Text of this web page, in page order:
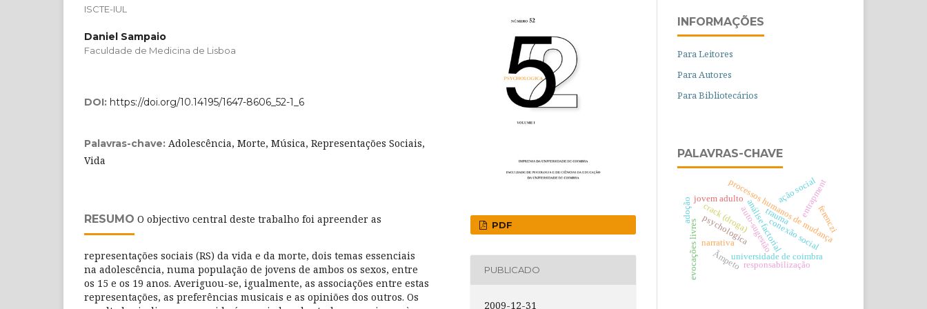
ISCTE-IUL
Daniel Sampaio
Faculdade de Medicina de Lisboa
DOI: https://doi.org/10.14195/1647-8606_52-1_6
Palavras-chave: Adolescência, Morte, Música, Representações Sociais,
Vida
RESUMO O objectivo central deste trabalho foi apreender as
representações sociais (RS) da vida e da morte, dois temas essenciais
na adolescência, numa população de jovens de ambos os sexos, entre
os 15 e os 19 anos. Averiguou-se, igualmente, as associações entre estas
representações, as preferências musicais e as opiniões dos outros. Os
PDF
PUBLICADO
2009-12-31
INFORMAÇÕES
Para Leitores
Para Autores
Para Bibliotecários
PALAVRAS-CHAVE
auto-sugestão
universidade de coimbra
psychologicaanálise factorial
narrativaprocessos humanos de mudança
entrapment
evocações livres
crack (droga) conexão social
ação social
jovem adulto
ferenczi
trauma
Ãmpetoresponsabilização
adoção